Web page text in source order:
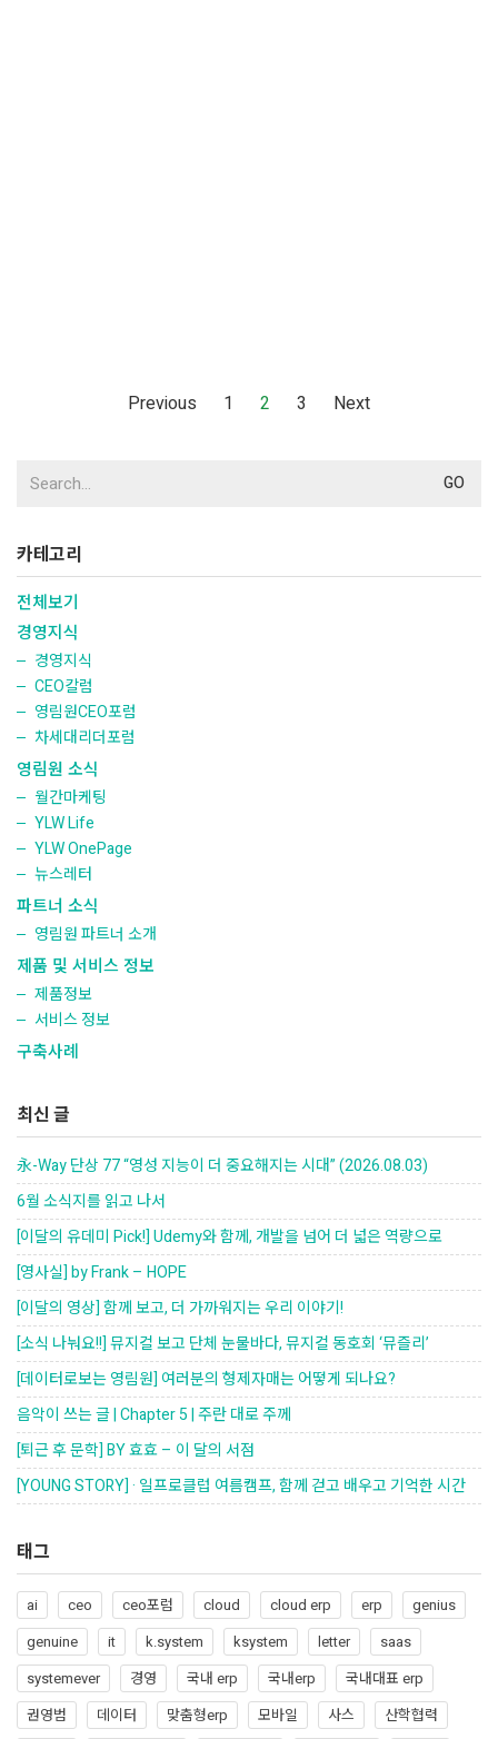
Previous 1 2 3 Next
for:
카테고리
전체보기
경영지식
경영지식
CEO칼럼
영림원CEO포럼
차세대리더포럼
영림원 소식
월간마케팅
YLW Life
YLW OnePage
뉴스레터
파트너 소식
영림원 파트너 소개
제품 및 서비스 정보
제품정보
서비스 정보
구축사례
최신 글
永-Way 단상 77 “영성 지능이 더 중요해지는 시대” (2026.08.03)
6월 소식지를 읽고 나서
[이달의 유데미 Pick!] Udemy와 함께, 개발을 넘어 더 넓은 역량으로
[영사실] by Frank – HOPE
[이달의 영상] 함께 보고, 더 가까워지는 우리 이야기!
[소식 나눠요!!] 뮤지컬 보고 단체 눈물바다, 뮤지컬 동호회 ‘뮤즐리’
[데이터로보는 영림원] 여러분의 형제자매는 어떻게 되나요?
음악이 쓰는 글 | Chapter 5 | 주란 대로 주께
[퇴근 후 문학] BY 효효 – 이 달의 서점
[YOUNG STORY] · 일프로클럽 여름캠프, 함께 걷고 배우고 기억한 시간
태그
ai ceo ceo포럼 cloud cloud erp erp
genius
genuine
it k.system ksystem letter
saas
systemever
경영 국내 erp 국내erp
국내대표 erp
권영범
데이터 맞춤형erp 모바일 사스
산학협력